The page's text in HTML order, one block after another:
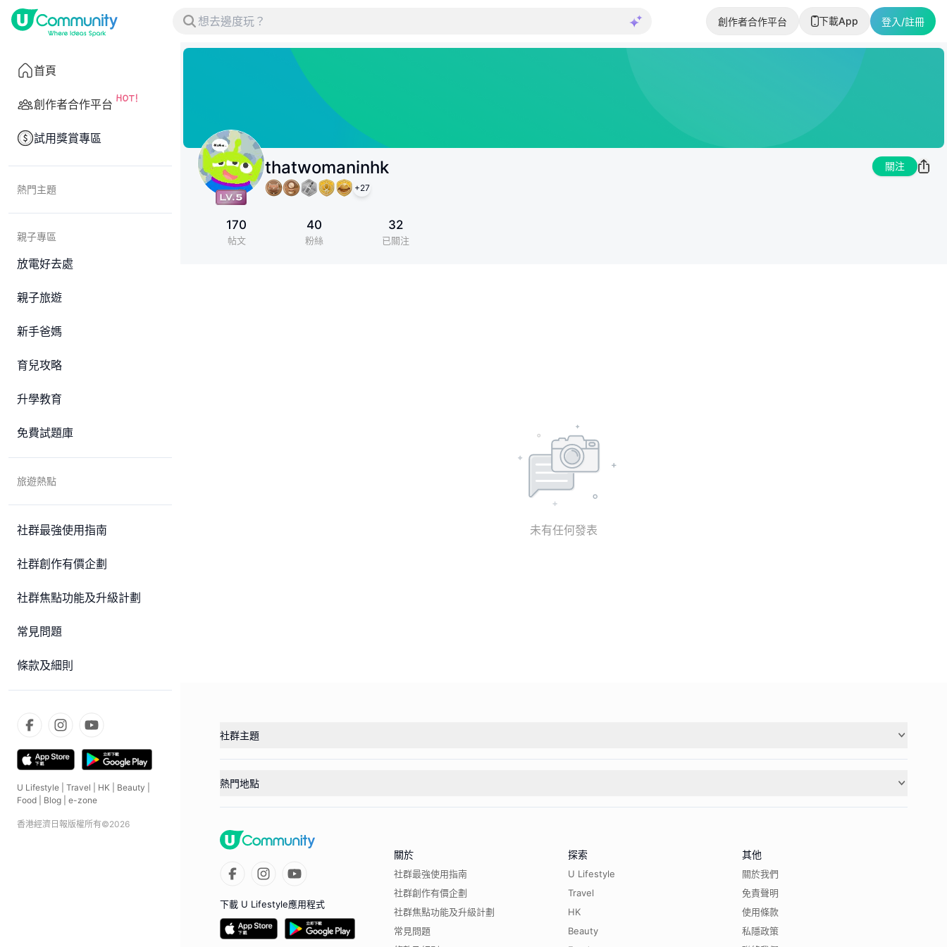
創作者合作平台 下載App 登入/註冊
首頁
創作者合作平台
試用獎賞專區
熱門主題
親子專區
放電好去處
親子旅遊
新手爸媽
育兒攻略
升學教育
免費試題庫
旅遊熱點
社群最強使用指南
社群創作有價企劃
社群焦點功能及升級計劃
常見問題
條款及細則
U Lifestyle Travel HK Beauty
Food
Blog e-zone
香港經濟日報版權所有©2026
thatwomaninhk
+27
關注
170
帖文
40
粉絲
32
已關注
未有任何發表
社群主題
熱門地點
下載 U Lifestyle應用程式
關於
社群最強使用指南
社群創作有價企劃
社群焦點功能及升級計劃
常見問題
探索
U Lifestyle
Travel
HK
Beauty
其他
關於我們
免責聲明
使用條款
私隱政策